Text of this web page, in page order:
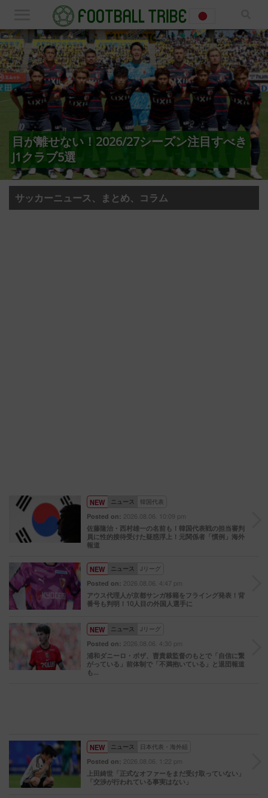
目が離せない！2026/27シーズン注目すべき
J1クラブ5選
サッカーニュース、まとめ、コラム
NEW ニュース 韓国代表
Posted on: 2026.08.06. 10:09 pm
佐藤隆治・西村雄一の名前も！韓国代表戦の担当審判
員に性的接待受けた疑惑浮上！元関係者「慣例」海外
報道
NEW ニュース Jリーグ
Posted on: 2026.08.06. 4:47 pm
アウス代理人が京都サンガ移籍をフライング発表！背
番号も判明！10人目の外国人選手に
NEW ニュース Jリーグ
Posted on: 2026.08.06. 4:30 pm
浦和ダニーロ・ボザ、曺貴裁監督のもとで「自信に繋
がっている」前体制で「不満抱いている」と退団報道
も…
NEW ニュース 日本代表・海外組
Posted on: 2026.08.06. 1:22 pm
上田綺世「正式なオファーをまだ受け取っていない」
「交渉が行われている事実はない」